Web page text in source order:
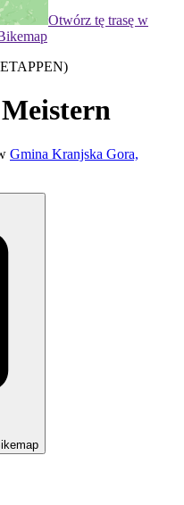
Otwórz tę trasę w
Gmina Kranjska Gora,